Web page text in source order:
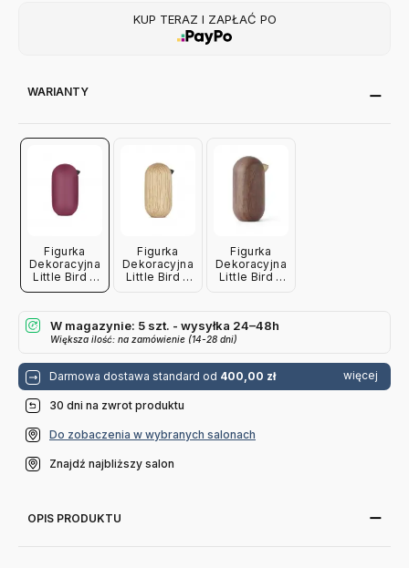
KUP TERAZ I ZAPŁAĆ PO
WARIANTY
Figurka
Dekoracyjna
Little Bird 5
Cm Magenta
Figurka
Dekoracyjna
Little Bird 5
Figurka
Dekoracyjna
Little Bird 5
W magazynie: 5 szt. - wysyłka 24–48h
Większa ilość: na zamówienie (14-28 dni)
Darmowa dostawa standard od 400,00 zł więcej
30 dni na zwrot produktu
Do zobaczenia w wybranych salonach
Znajdź najbliższy salon
OPIS PRODUKTU